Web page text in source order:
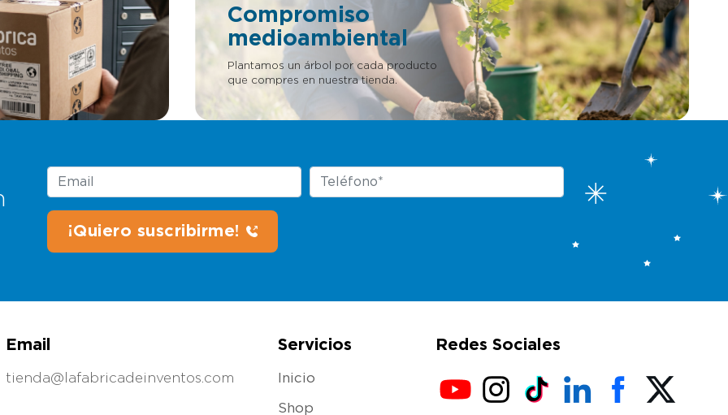
Compromiso
medioambiental
Plantamos un árbol por cada producto
que compres en nuestra tienda.
Email
tienda@lafabricadeinventos.com
Servicios
Inicio
Shop
Redes Sociales